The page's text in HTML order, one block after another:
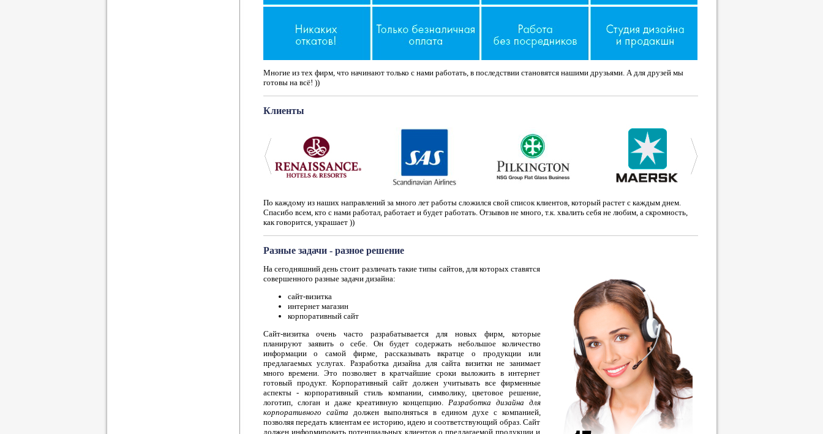
Многие из тех фирм, что начинают только с нами работать, в последствии становятся нашими друзьями. А для друзей мы
готовы на всё! ))
Клиенты
По каждому из наших направлений за много лет работы сложился свой список клиентов, который растет с каждым днем.
Спасибо всем, кто с нами работал, работает и будет работать. Отзывов не много, т.к. хвалить себя не любим, а скромность,
как говорится, украшает ))
Разные задачи - разное решение
На сегодняшний день стоит различать такие типы сайтов, для которых ставятся
совершенного разные задачи дизайна:
сайт-визитка
интернет магазин
корпоративный сайт
Сайт-визитка очень часто разрабатывается для новых фирм, которые
планируют заявить о себе. Он будет содержать небольшое количество
информации о самой фирме, рассказывать вкратце о продукции или
предлагаемых услугах. Разработка дизайна для сайта визитки не занимает
много времени. Это позволяет в кратчайшие сроки выложить в интернет
готовый продукт. Корпоративный сайт должен учитывать все фирменные
аспекты - корпоративный стиль компании, символику, цветовое решение,
логотип, слоган и даже креативную концепцию. Разработка дизайна для
корпоративного сайта должен выполняться в едином духе с компанией,
позволяя передать клиентам ее историю, идею и соответствующий образ. Сайт
должен информировать потенциальных клиентов о предлагаемой продукции и